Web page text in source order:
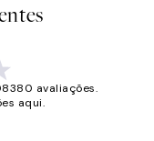
avaliações.
aqui.